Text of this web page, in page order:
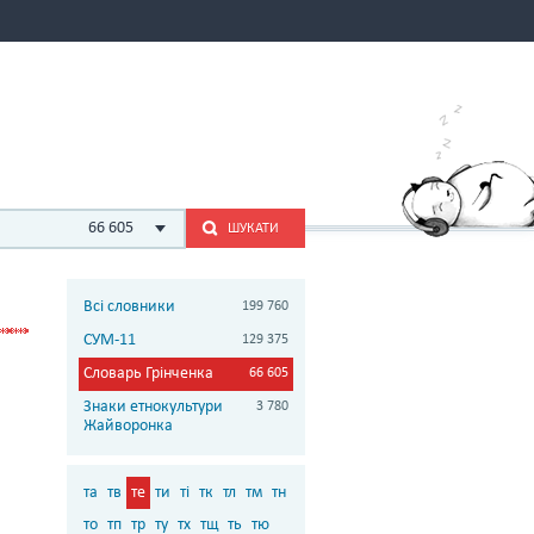
66 605 ШУКАТИ
Всі словники 199 760
СУМ-11 129 375
Словарь Грінченка 66 605
Знаки етнокультури
Жайворонка
3 780
та тв те ти ті тк тл тм тн
то тп тр ту тх тщ ть тю